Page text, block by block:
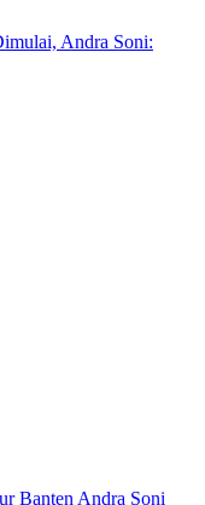
Andra Soni:
Banten Andra Soni